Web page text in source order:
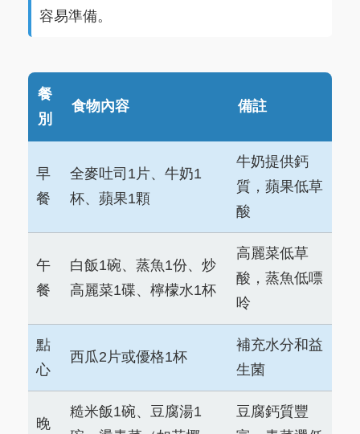
容易準備。
餐
別
食物內容 備註
早
餐
全麥吐司1片、牛奶1
杯、蘋果1顆
牛奶提供鈣
質，蘋果低草
酸
午
餐
白飯1碗、蒸魚1份、炒
高麗菜1碟、檸檬水1杯
高麗菜低草
酸，蒸魚低嘌
呤
點
心
西瓜2片或優格1杯
補充水分和益
生菌
晚
糙米飯1碗、豆腐湯1
豆腐鈣質豐